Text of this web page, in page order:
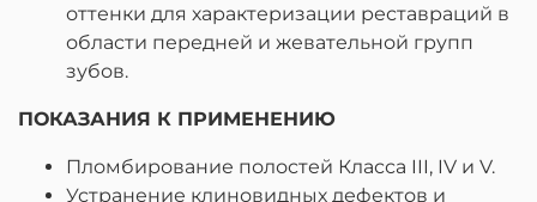
оттенки для характеризации реставраций в
области передней и жевательной групп
зубов.
ПОКАЗАНИЯ К ПРИМЕНЕНИЮ
Пломбирование полостей Класса III, IV и V.
Устранение клиновидных дефектов и